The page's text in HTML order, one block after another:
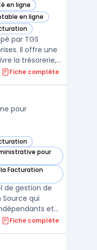
en ligne
en ligne
par TGS
Il offre une
la trésorerie,
vision claire
Les en ...
Fiche complète
pour
catégorie
pour
catégorie
Facturation
catégorie
de gestion de
qui
et
une
Fiche complète